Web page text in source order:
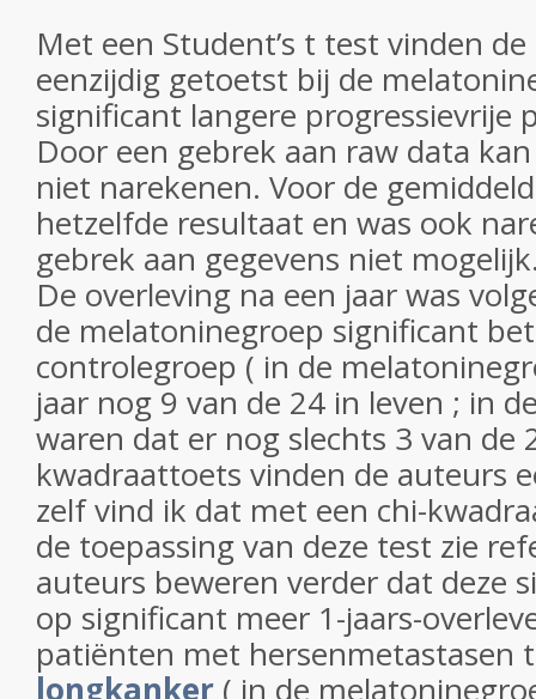
Met een Student’s t test vinden
eenzijdig getoetst bij de
significant langere progressievrije
Door een gebrek aan raw data
niet narekenen. Voor de
hetzelfde resultaat en was ook
gebrek aan gegevens niet
De overleving na een jaar was
de melatoninegroep significant
controlegroep ( in de
jaar nog 9 van de 24 in leven ; in
waren dat er nog slechts 3 van de
kwadraattoets vinden de auteurs
zelf vind ik dat met een chi-
de toepassing van deze test zie
auteurs beweren verder dat deze
op significant meer 1-jaars-
patiënten met hersenmetastasen
longkanker ( in de